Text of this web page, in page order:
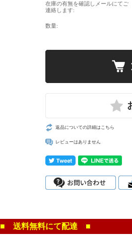
在庫の有無を確認しメールにてご
連絡します:
数量:
返品についての詳細はこちら
レビューはありません
■ 送料無料にて配達 ■